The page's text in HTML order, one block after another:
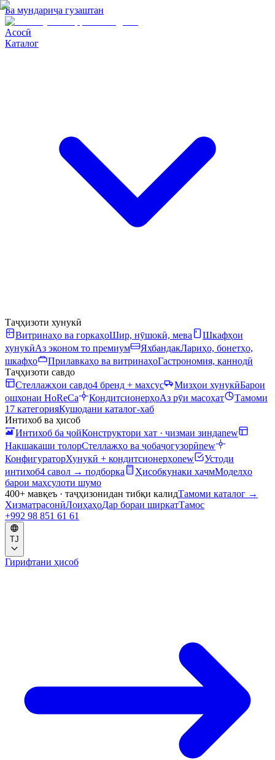
Ба мундариҷа гузаштан
Асосӣ
Каталог
Таҷҳизоти хунукӣ
Витринаҳо ва горкаҳоШир, нӯшокӣ, мева
Шкафҳои
хунукӣАз эконом то премиум ЯхбандакЛариҳо, бонетҳо,
шкафҳо
Прилавкаҳо ва витринаҳоГастрономия, қаннодӣ
Таҷҳизоти савдо
Стеллажҳои савдо4 бренд + махсус Мизҳои хунукӣБарои
ошхонаи HoReCa
КондитсионерҳоАз рӯи масоҳат
Тамоми
17 категорияКушодани каталог-хаб
Интихоб ва ҳисоб
Интихоб ба ҷойКонструктори хат · чизмаи зиндаnew
Нақшакаши толорСтеллажҳо ва ҷобаҷогузорӣnew
КонфигураторХунукӣ + кондитсионерҳоnew
Устоди
интихоб4 савол → подборка Ҳисобкунаки ҳаҷмМоделҳо
барои маҳсулоти шумо
400+ мавқеъ · таҷҳизонидан тибқи калидТамоми каталог →
ХизматрасонӣЛоиҳаҳоДар бораи ширкатТамос
+992 98 851 61 61
TJ
Гирифтани ҳисоб